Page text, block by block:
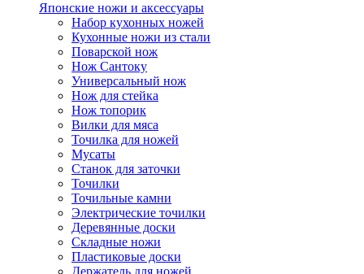
Японские ножи и аксессуары
Набор кухонных ножей
Кухонные ножи из стали
Поварской нож
Нож Сантоку
Универсальный нож
Нож для стейка
Нож топорик
Вилки для мяса
Точилка для ножей
Мусаты
Станок для заточки
Точилки
Точильные камни
Электрические точилки
Деревянные доски
Складные ножи
Пластиковые доски
Держатель для ножей